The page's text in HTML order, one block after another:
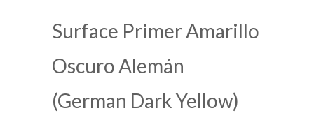
Surface Primer Amarillo
Oscuro Alemán
(German Dark Yellow)